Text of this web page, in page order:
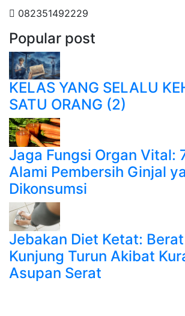
082351492229
Popular post
KELAS YANG SELALU
SATU ORANG (2)
Jaga Fungsi Organ Vital:
Alami Pembersih Ginjal
Dikonsumsi
Jebakan Diet Ketat:
Kunjung Turun Akibat
Asupan Serat